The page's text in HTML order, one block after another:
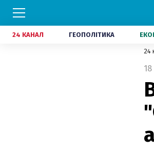
24 КАНАЛ ГЕОПОЛІТИКА
24